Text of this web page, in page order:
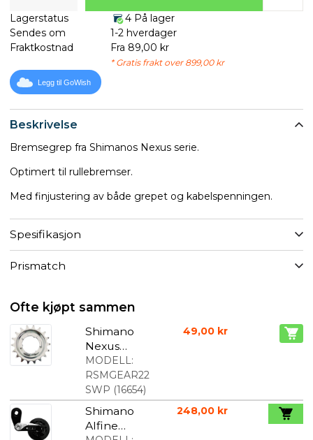
Beskrivelse
Bremsegrep fra Shimanos Nexus serie.
Optimert til rullebremser.
Med finjustering av både grepet og kabelspenningen.
Spesifikasjon
Prismatch
Lagerstatus
4 På lager
Sendes om
1-2 hverdager
Fraktkostnad
Fra 89,00 kr
* Gratis frakt over 899,00 kr
Legg til GoWish
Ofte kjøpt sammen
Shimano
Nexus
tannhjul
MODELL:
RSMGEAR22
SWP (16654)
49,00 kr
Shimano
Alfine
248,00 kr